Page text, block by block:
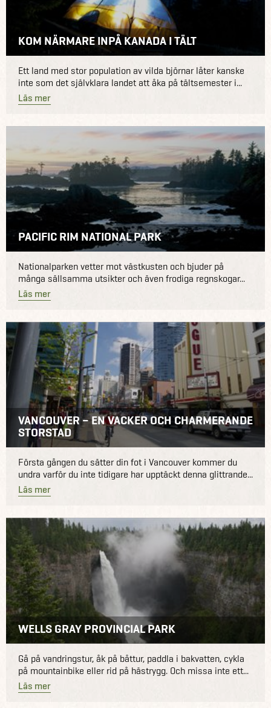
KOM NÄRMARE INPÅ KANADA I TÄLT
Ett land med stor population av vilda björnar låter kanske
inte som det självklara landet att åka på tältsemester i...
Läs mer
PACIFIC RIM NATIONAL PARK
Nationalparken vetter mot västkusten och bjuder på
många sällsamma utsikter och även frodiga regnskogar...
Läs mer
VANCOUVER – EN VACKER OCH CHARMERANDE
STORSTAD
Första gången du sätter din fot i Vancouver kommer du
undra varför du inte tidigare har upptäckt denna glittrande...
Läs mer
WELLS GRAY PROVINCIAL PARK
Gå på vandringstur, åk på båttur, paddla i bakvatten, cykla
på mountainbike eller rid på hästrygg. Och missa inte ett...
Läs mer